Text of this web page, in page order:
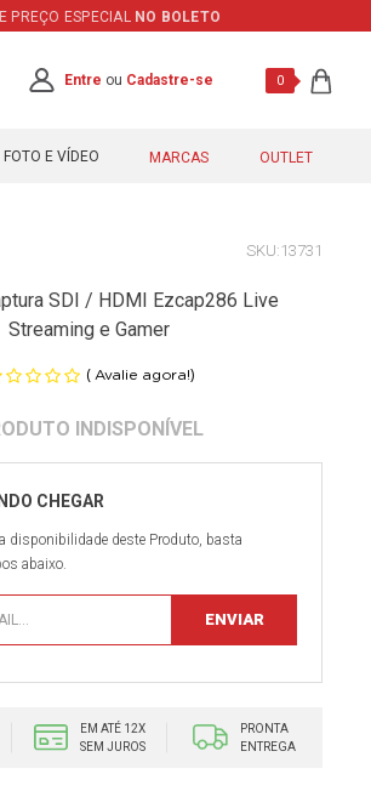
E PREÇO ESPECIAL NO BOLETO
Entre ou Cadastre-se 0
E VÍDEO MARCAS OUTLET
13731
SDI / HDMI Ezcap286 Live
Streaming e Gamer
( Avalie agora!)
disponibilidade deste Produto, basta
abaixo.
EM ATÉ 12X
SEM JUROS
PRONTA
ENTREGA